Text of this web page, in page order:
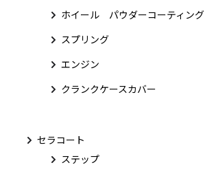
ホイール パウダーコーティング
スプリング
エンジン
クランクケースカバー
セラコート
ステップ